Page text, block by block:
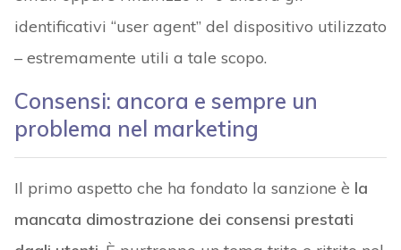
identificativi “user agent” del dispositivo utilizzato
– estremamente utili a tale scopo.
Consensi: ancora e sempre un
problema nel marketing
Il primo aspetto che ha fondato la sanzione è la
mancata dimostrazione dei consensi prestati